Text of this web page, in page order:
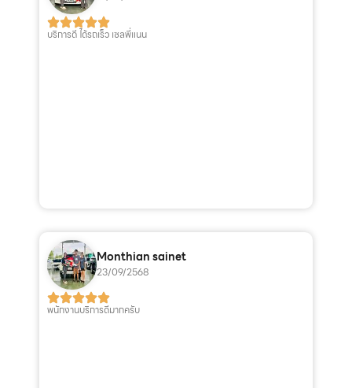
บริการดี ได้รถเร็ว เซลพี่แนน
Monthian sainet
23/09/2568
พนักงานบริการดีมากครับ